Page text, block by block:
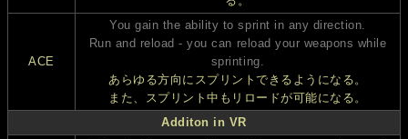
ACE
You gain the ability to sprint in any direction.
Run and reload - you can reload your weapons while
sprinting.
あらゆる方向にスプリントできるようになる。
また、スプリント中もリロードが可能になる。
Additon in VR